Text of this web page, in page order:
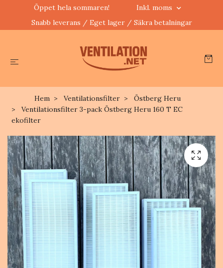
Öppet hela sommaren!
Inkl. moms
Snabb leverans / Eget lager / Säkra betalningar
Hem Ventilationsfilter
Östberg Heru
Ventilationsfilter 3-pack Östberg Heru 160 T EC
ekofilter